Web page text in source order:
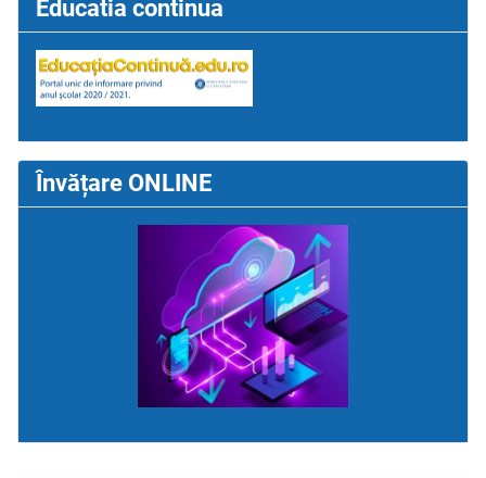
Educatia continua
Învățare ONLINE